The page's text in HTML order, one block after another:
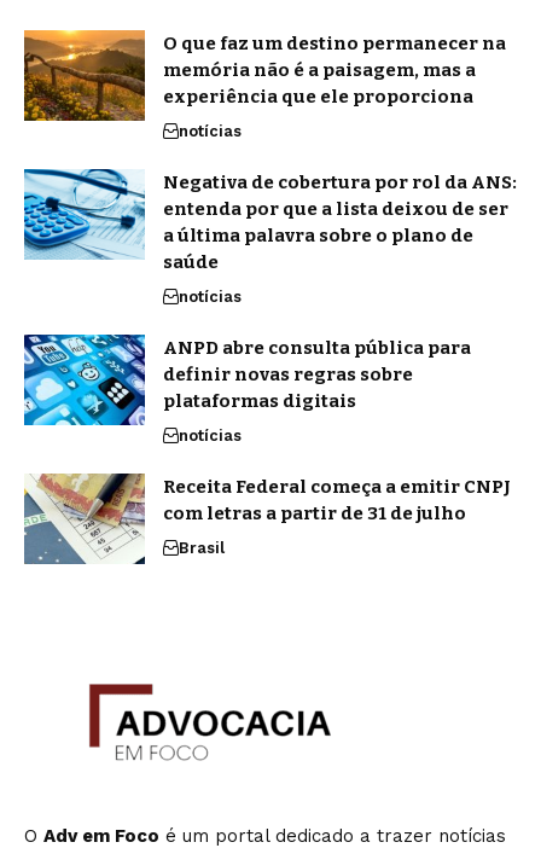
O que faz um destino permanecer na
memória não é a paisagem, mas a
experiência que ele proporciona
notícias
Negativa de cobertura por rol da ANS:
entenda por que a lista deixou de ser
a última palavra sobre o plano de
saúde
notícias
ANPD abre consulta pública para
definir novas regras sobre
plataformas digitais
notícias
Receita Federal começa a emitir CNPJ
com letras a partir de 31 de julho
Brasil
O Adv em Foco é um portal dedicado a trazer notícias